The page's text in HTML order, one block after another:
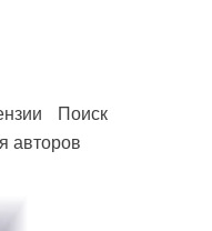
Поиск
авторов